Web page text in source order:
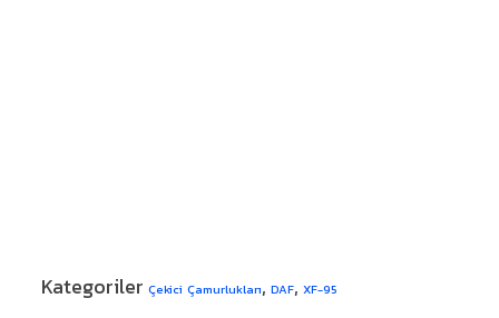
Kategoriler Çekici Çamurlukları,DAF,XF-95